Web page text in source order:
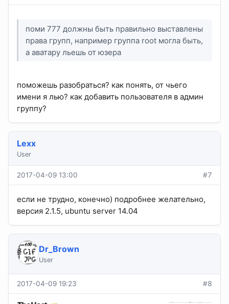
поми 777 должны быть правильно выставлены
права групп, например группа root могла быть,
а аватару льешь от юзера
поможешь разобраться? как понять, от чьего
имени я лью? как добавить пользователя в админ
группу?
Lexx
User
2017-04-09 13:00 #7
если не трудно, конечно) подробнее желательно,
версия 2.1.5, ubuntu server 14.04
Dr_Brown
User
2017-04-09 19:23 #8